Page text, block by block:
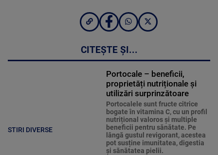
CITEȘTE ȘI...
STIRI DIVERSE
Portocale – beneficii,
proprietăți nutriționale și
utilizări surprinzătoare
Portocalele sunt fructe citrice
bogate în vitamina C, cu un profil
nutrițional valoros și multiple
beneficii pentru sănătate. Pe
lângă gustul revigorant, acestea
pot susține imunitatea, digestia
și sănătatea pielii.